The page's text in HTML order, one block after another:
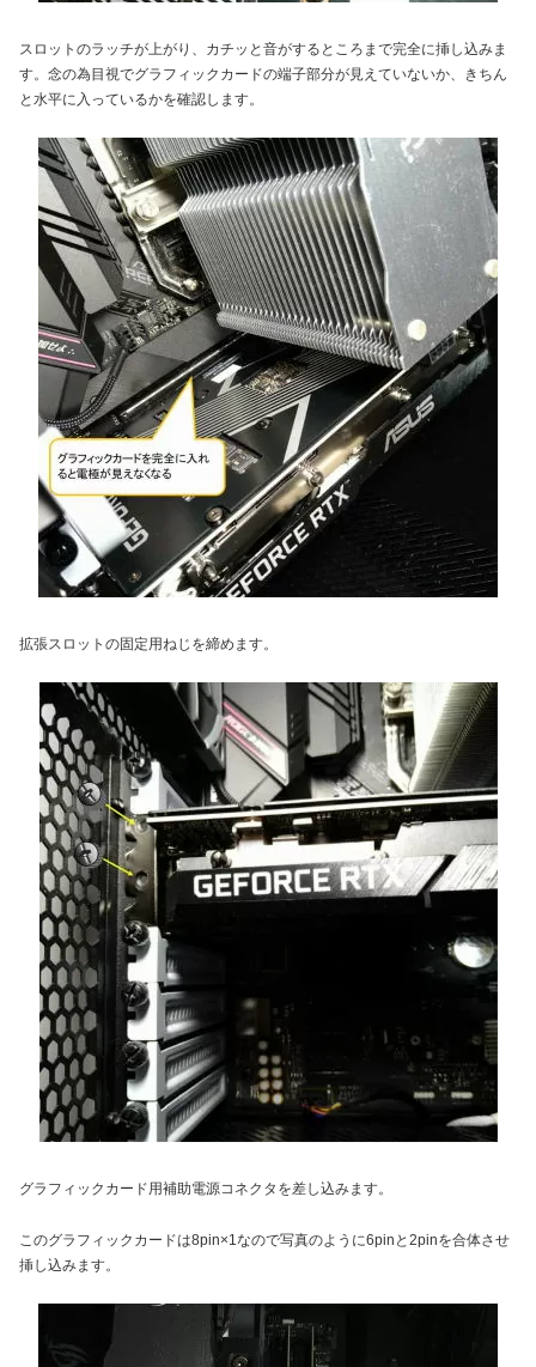
スロットのラッチが上がり、カチッと音がするところまで完全に挿し込みま
す。念の為目視でグラフィックカードの端子部分が見えていないか、きちん
と水平に入っているかを確認します。
拡張スロットの固定用ねじを締めます。
グラフィックカード用補助電源コネクタを差し込みます。
このグラフィックカードは8pin×1なので写真のように6pinと2pinを合体させ
挿し込みます。